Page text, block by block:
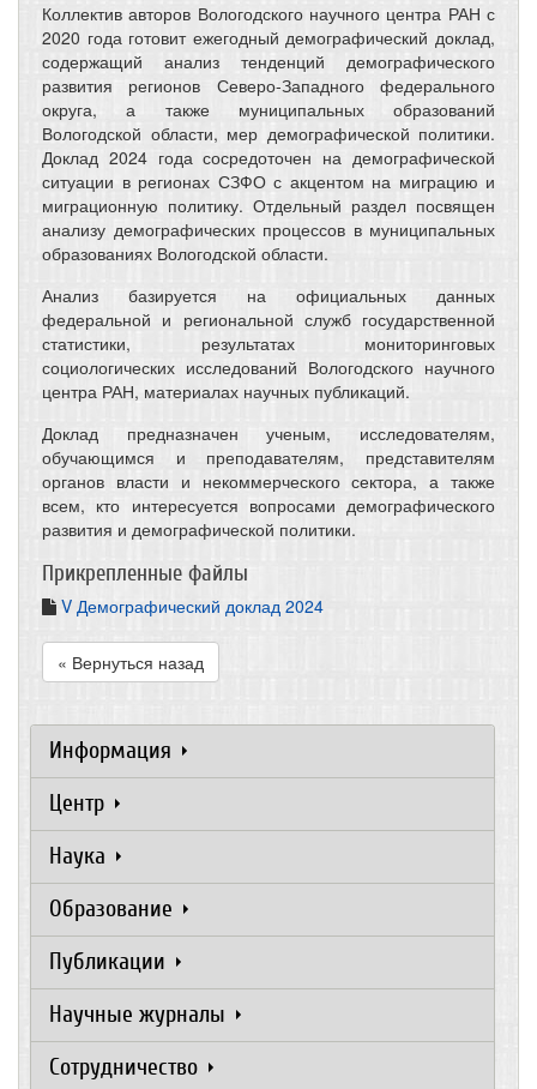
Коллектив авторов Вологодского научного центра РАН с
2020 года готовит ежегодный демографический доклад,
содержащий анализ тенденций демографического
развития регионов Северо-Западного федерального
округа, а также муниципальных образований
Вологодской области, мер демографической политики.
Доклад 2024 года сосредоточен на демографической
ситуации в регионах СЗФО с акцентом на миграцию и
миграционную политику. Отдельный раздел посвящен
анализу демографических процессов в муниципальных
образованиях Вологодской области.
Анализ базируется на официальных данных
федеральной и региональной служб государственной
статистики, результатах мониторинговых
социологических исследований Вологодского научного
центра РАН, материалах научных публикаций.
Доклад предназначен ученым, исследователям,
обучающимся и преподавателям, представителям
органов власти и некоммерческого сектора, а также
всем, кто интересуется вопросами демографического
развития и демографической политики.
Прикрепленные файлы
V Демографический доклад 2024
« Вернуться назад
Информация
Центр
Наука
Образование
Публикации
Научные журналы
Сотрудничество